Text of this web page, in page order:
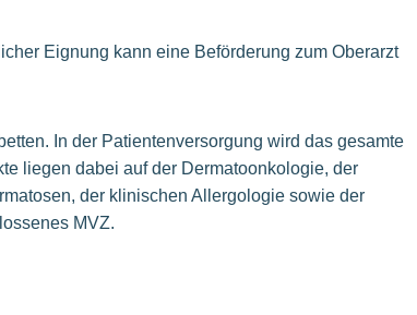
Eignung kann eine Beförderung zum Oberarzt
In der Patientenversorgung wird das gesamte
liegen dabei auf der Dermatoonkologie, der
der klinischen Allergologie sowie der
MVZ.